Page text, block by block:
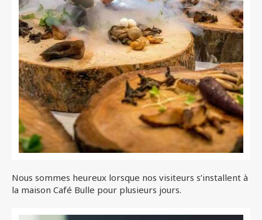
Nous sommes heureux lorsque nos visiteurs s’installent à
la maison Café Bulle pour plusieurs jours.